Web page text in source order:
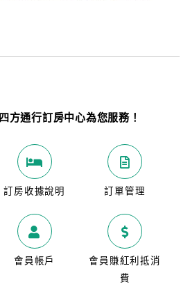
方通行訂房中心為您服務！
訂房收據說明 訂單管理
會員帳戶
會員賺紅利抵消
費